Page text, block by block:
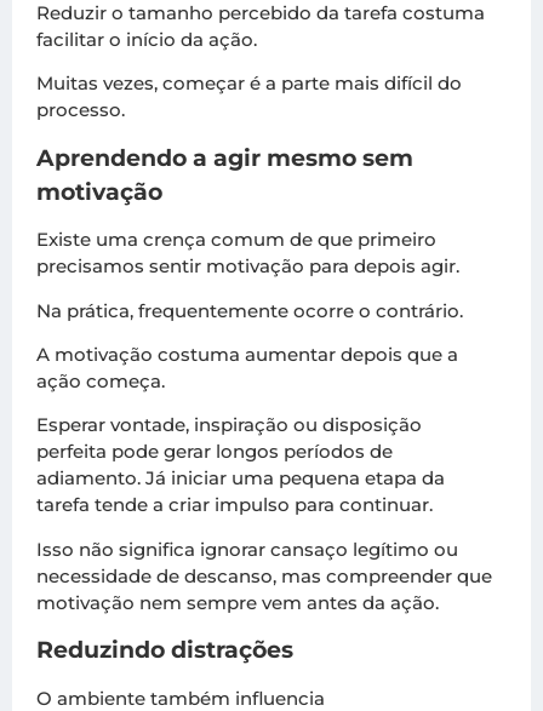
Reduzir o tamanho percebido da tarefa costuma
facilitar o início da ação.
Muitas vezes, começar é a parte mais difícil do
processo.
Aprendendo a agir mesmo sem
motivação
Existe uma crença comum de que primeiro
precisamos sentir motivação para depois agir.
Na prática, frequentemente ocorre o contrário.
A motivação costuma aumentar depois que a
ação começa.
Esperar vontade, inspiração ou disposição
perfeita pode gerar longos períodos de
adiamento. Já iniciar uma pequena etapa da
tarefa tende a criar impulso para continuar.
Isso não significa ignorar cansaço legítimo ou
necessidade de descanso, mas compreender que
motivação nem sempre vem antes da ação.
Reduzindo distrações
O ambiente também influencia